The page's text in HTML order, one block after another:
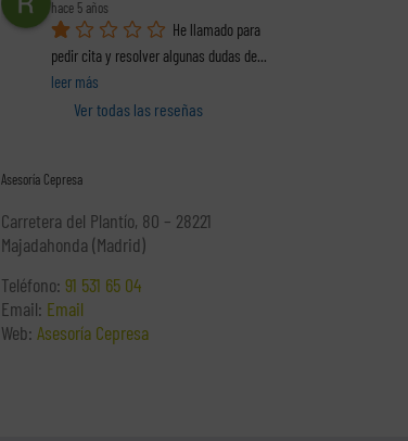
hace 5 años
He llamado para
pedir cita y resolver algunas dudas de
leer más
Ver todas las reseñas
Asesoría Cepresa
Carretera del Plantío, 80 – 28221
Majadahonda (Madrid)
Teléfono: 91 531 65 04
Email: Email
Web: Asesoría Cepresa